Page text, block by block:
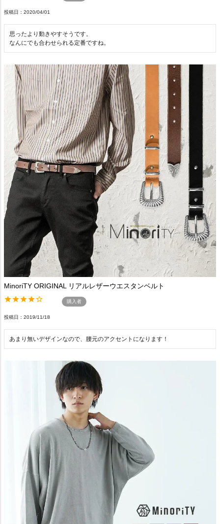
投稿日 2020/04/01
思ったより動きやすそうです。
なんにでも合わせられる定番ですね。
MinoriTY ORIGINAL リアルレザーウエスタンベルト
購入者
投稿日 2019/11/18
あまり無いデザインなので、腰元のアクセントになります！